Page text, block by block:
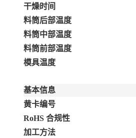
干燥时间
料筒后部温度
料筒中部温度
料筒前部温度
模具温度
基本信息
黄卡编号
RoHS 合规性
加工方法